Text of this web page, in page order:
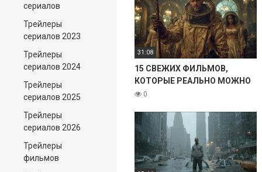
сериалов
Трейлеры
сериалов 2023
Трейлеры
сериалов 2024
Трейлеры
сериалов 2025
Трейлеры
сериалов 2026
Трейлеры
фильмов
31:08
15 СВЕЖИХ ФИЛЬМОВ,
КОТОРЫЕ РЕАЛЬНО МОЖНО
ПОСМОТРЕТЬ! 2025
0